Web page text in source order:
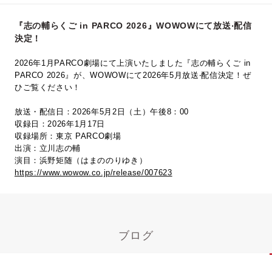
『志の輔らくご in PARCO 2026』WOWOWにて放送‧配信
決定！
2026年1月PARCO劇場にて上演いたしました『志の輔らくご in
PARCO 2026』が、WOWOWにて2026年5⽉放送‧配信決定！ぜ
ひご覧ください！
放送・配信日：2026年5月2日（土）午後8：00
収録日：2026年1月17日
収録場所：東京 PARCO劇場
出演：立川志の輔
演目：浜野矩随（はまののりゆき）
https://www.wowow.co.jp/release/007623
ブログ